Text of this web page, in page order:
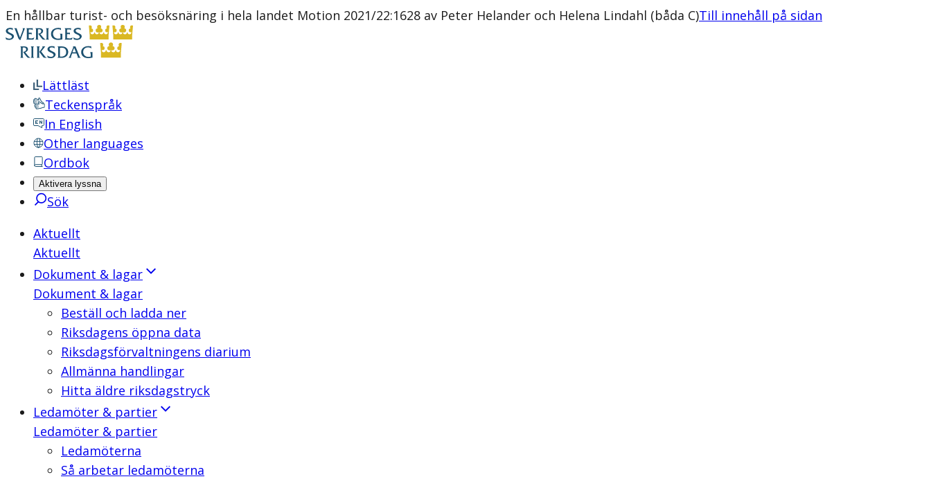
En hållbar turist- och besöksnäring i hela landet Motion 2021/22:1628 av Peter Helander och Helena Lindahl (båda C)Till innehåll på sidan
Lättläst
Teckenspråk
In English
Other languages
Ordbok
Aktivera lyssna
Sök
Aktuellt
Aktuellt
Dokument & lagar
Dokument & lagar
Beställ och ladda ner
Riksdagens öppna data
Riksdagsförvaltningens diarium
Allmänna handlingar
Hitta äldre riksdagstryck
Ledamöter & partier
Ledamöter & partier
Ledamöterna
Så arbetar ledamöterna